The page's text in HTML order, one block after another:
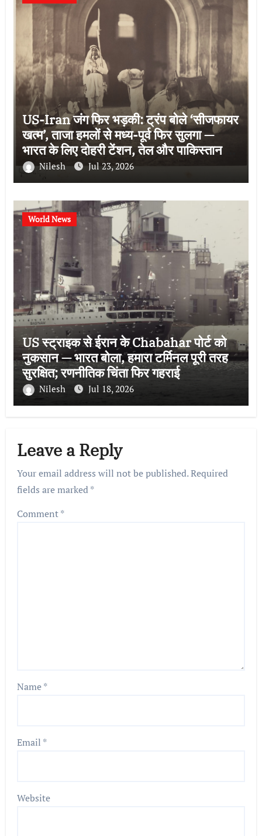
US-Iran जंग फिर भड़की: ट्रंप बोले ‘सीजफायर
खत्म’, ताजा हमलों से मध्य-पूर्व फिर सुलगा —
भारत के लिए दोहरी टेंशन, तेल और पाकिस्तान की
भूमिकाNilesh Jul 23, 2026
World News
US स्ट्राइक से ईरान के Chabahar पोर्ट को
नुकसान — भारत बोला, हमारा टर्मिनल पूरी तरह
सुरक्षित; रणनीतिक चिंता फिर गहराई
Nilesh Jul 18, 2026
Leave a Reply
Your email address will not be published.Required
fields are marked*
Comment*
Name*
Email *
Website